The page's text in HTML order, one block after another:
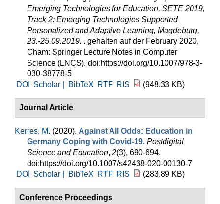
Emerging Technologies for Education, SETE 2019,
Track 2: Emerging Technologies Supported
Personalized and Adaptive Learning, Magdeburg,
23.-25.09.2019. . gehalten auf der February 2020,
Cham: Springer Lecture Notes in Computer
Science (LNCS). doi:https://doi.org/10.1007/978-3-
030-38778-5
DOI
Scholar | BibTeX RTF RIS (948.33 KB)
Journal Article
Kerres, M. (2020). Against All Odds: Education in
Germany Coping with Covid-19. Postdigital
Science and Education, 2(3), 690-694.
doi:https://doi.org/10.1007/s42438-020-00130-7
DOI
Scholar | BibTeX RTF RIS (283.89 KB)
Conference Proceedings